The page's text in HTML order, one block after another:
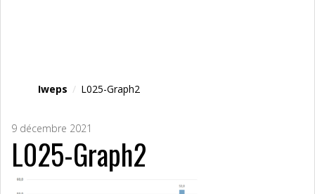
Iweps / L025-Graph2
9 décembre 2021
L025-Graph2